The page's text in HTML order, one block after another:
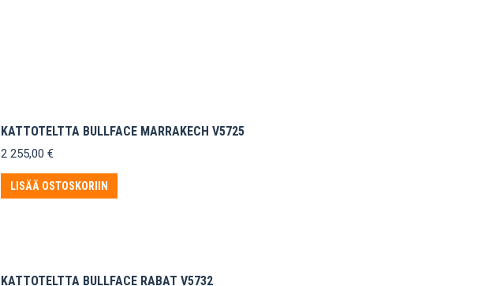
KATTOTELTTA BULLFACE MARRAKECH V5725
2 255,00 €
LISÄÄ OSTOSKORIIN
KATTOTELTTA BULLFACE RABAT V5732